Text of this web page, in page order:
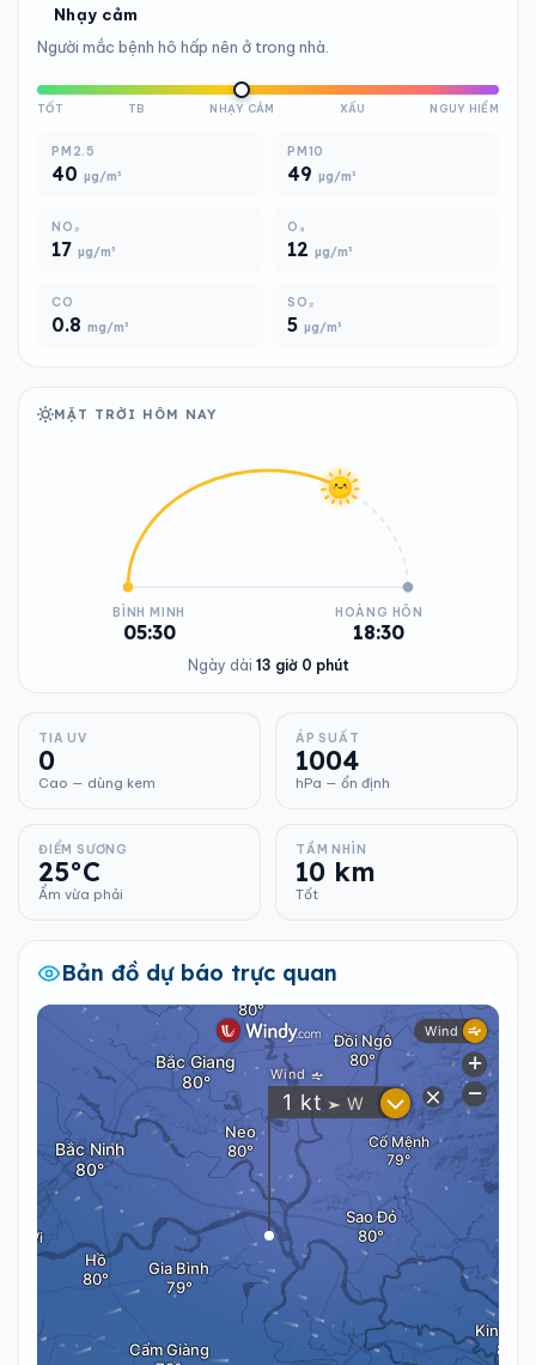
Nhạy cảm
Người mắc bệnh hô hấp nên ở trong nhà.
TỐT TB NHẠY CẢM XẤU NGUY HIỂM
PM2.5
40 µg/m³
PM10
49 µg/m³
NO₂
17 µg/m³
O₃
12 µg/m³
CO
0.8 mg/m³
SO₂
5 µg/m³
MẶT TRỜI HÔM NAY
BÌNH MINH
05:30
HOÀNG HÔN
18:30
Ngày dài 13 giờ 0 phút
TIA UV
0
Cao — dùng kem
ÁP SUẤT
1004
hPa — ổn định
ĐIỂM SƯƠNG
25°C
Ẩm vừa phải
TẦM NHÌN
10 km
Tốt
Bản đồ dự báo trực quan